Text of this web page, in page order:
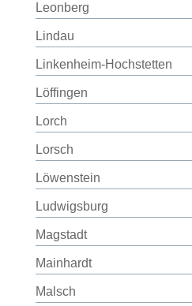
Leonberg
Lindau
Linkenheim-Hochstetten
Löffingen
Lorch
Lorsch
Löwenstein
Ludwigsburg
Magstadt
Mainhardt
Malsch